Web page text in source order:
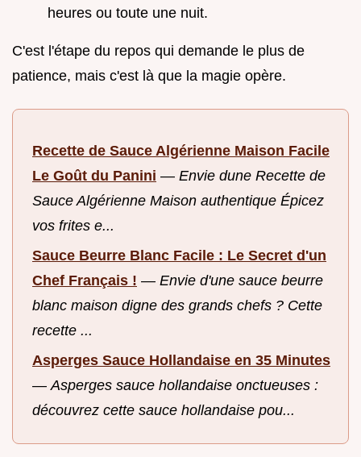
heures ou toute une nuit.
C'est l'étape du repos qui demande le plus de
patience, mais c'est là que la magie opère.
Recette de Sauce Algérienne Maison Facile
Le Goût du Panini — Envie dune Recette de
Sauce Algérienne Maison authentique Épicez
vos frites e...
Sauce Beurre Blanc Facile : Le Secret d'un
Chef Français ! — Envie d'une sauce beurre
blanc maison digne des grands chefs ? Cette
recette ...
Asperges Sauce Hollandaise en 35 Minutes
— Asperges sauce hollandaise onctueuses :
découvrez cette sauce hollandaise pou...